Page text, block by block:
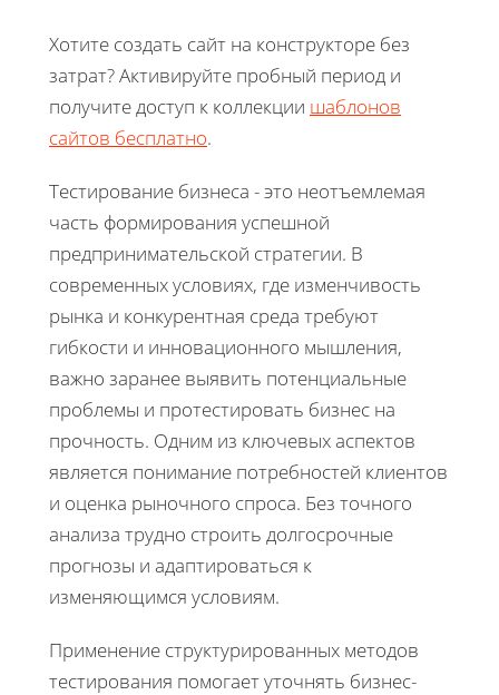
Хотите создать сайт на конструкторе без
затрат? Активируйте пробный период и
получите доступ к коллекции шаблонов
сайтов бесплатно.
Тестирование бизнеса - это неотъемлемая
часть формирования успешной
предпринимательской стратегии. В
современных условиях, где изменчивость
рынка и конкурентная среда требуют
гибкости и инновационного мышления,
важно заранее выявить потенциальные
проблемы и протестировать бизнес на
прочность. Одним из ключевых аспектов
является понимание потребностей клиентов
и оценка рыночного спроса. Без точного
анализа трудно строить долгосрочные
прогнозы и адаптироваться к
изменяющимся условиям.
Применение структурированных методов
тестирования помогает уточнять бизнес-